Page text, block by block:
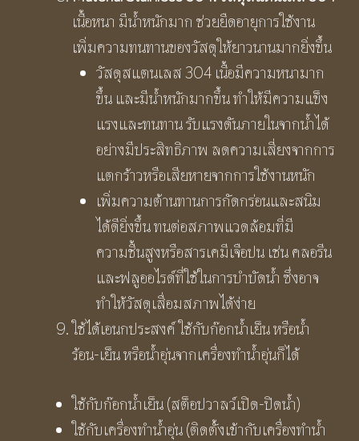
เนื้อหนา มีน้ำหนักมาก ช่วยยืดอายุการใช้งาน
เพิ่มความทนทานของวัสดุให้ยาวนานมากยิ่งขึ้น
วัสดุสแตนเลส 304 เนื้อมีความหนามาก
ขึ้น และมีน้ำหนักมากขึ้น ทำให้มีความแข็ง
แรงและทนทาน รับแรงดันภายในจากน้ำได้
อย่างมีประสิทธิภาพ ลดความเสี่ยงจากการ
แตกร้าวหรือเสียหายจากการใช้งานหนัก
เพิ่มความต้านทานการกัดกร่อนและสนิม
ได้ดียิ่งขึ้น ทนต่อสภาพแวดล้อมที่มี
ความชื้นสูงหรือสารเคมีเจือปน เช่น คลอรีน
และฟลูออไรด์ที่ใช้ในการบำบัดน้ำ ซึ่งอาจ
ทำให้วัสดุเสื่อมสภาพได้ง่าย
ใช้ได้เอนกประสงค์ ใช้กับก๊อกน้ำเย็น หรือน้ำ
ร้อน-เย็น หรือน้ำอุ่นจากเครื่องทำน้ำอุ่นก็ได้
ใช้กับก๊อกน้ำเย็น (สต็อปวาลว์เปิด-ปิดน้ำ)
ใช้กับเครื่องทำน้ำอุ่น (ติดตั้งเข้ากับเครื่องทำน้ำ